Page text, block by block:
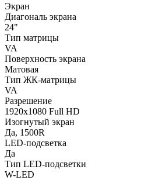
Экран
Диагональ экрана
24"
Тип матрицы
VA
Поверхность экрана
Матовая
Тип ЖК-матрицы
VA
Разрешение
1920x1080 Full HD
Изогнутый экран
Да, 1500R
LED-подсветка
Да
Тип LED-подсветки
W-LED